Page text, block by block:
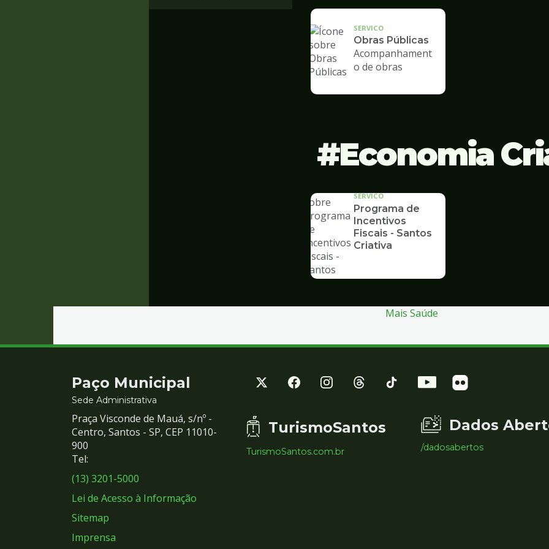
SERVICO
Obras Públicas
Acompanhament
o de obras
Economia
SERVICO
Programa de
Incentivos
Fiscais - Santos
Criativa
Mais Saúde
Contato
e
Redes
Sociais
Paço Municipal
Sede Administrativa
Praça Visconde de Mauá, s/nº -
Centro, Santos - SP, CEP 11010-
900
Tel:
(13) 3201-5000
Lei de Acesso à Informação
Sitemap
Imprensa
TurismoSantos
TurismoSantos.com.br
Dados
/dadosabertos